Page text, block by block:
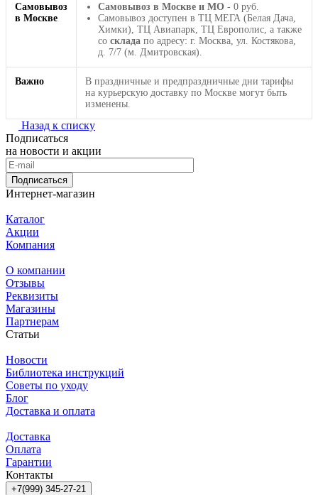
Самовывоз
в Москве
Самовывоз в Москве и МО - 0 руб.
Самовывоз доступен в ТЦ МЕГА (Белая Дача,
Химки), ТЦ Авиапарк, ТЦ Европолис, а также
со склада по адресу: г. Москва, ул. Костякова,
д. 7/7 (м. Дмитровская).
Важно
В праздничные и предпраздничные дни тарифы
на курьерскую доставку по Москве могут быть
изменены.
Назад к списку
Подписаться
на новости и акции
Подписаться
Интернет-магазин
Каталог
Акции
Компания
О компании
Отзывы
Реквизиты
Магазины
Партнерам
Статьи
Новости
Библиотека инструкций
Советы по уходу
Блог
Доставка и оплата
Доставка
Оплата
Гарантии
Контакты
+7(999) 345-27-21